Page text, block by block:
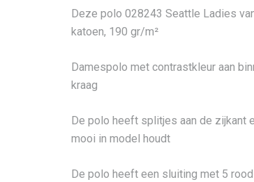
Deze polo 028243 Seattle Ladies
katoen, 190 gr/m²
Damespolo met contrastkleur aan
kraag
De polo heeft splitjes aan de zijkant
mooi in model houdt
De polo heeft een sluiting met 5